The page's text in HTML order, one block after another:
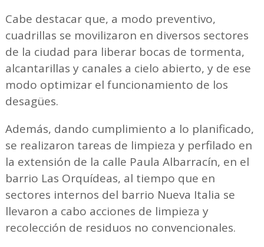
Cabe destacar que, a modo preventivo,
cuadrillas se movilizaron en diversos sectores
de la ciudad para liberar bocas de tormenta,
alcantarillas y canales a cielo abierto, y de ese
modo optimizar el funcionamiento de los
desagües.
Además, dando cumplimiento a lo planificado,
se realizaron tareas de limpieza y perfilado en
la extensión de la calle Paula Albarracín, en el
barrio Las Orquídeas, al tiempo que en
sectores internos del barrio Nueva Italia se
llevaron a cabo acciones de limpieza y
recolección de residuos no convencionales.